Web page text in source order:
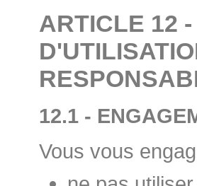
ARTICLE 12
12.1 -
Vous vous